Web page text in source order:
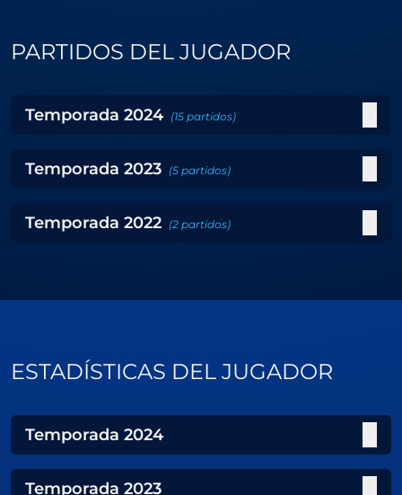
PARTIDOS DEL JUGADOR
Temporada 2024 (15 partidos)
Temporada 2023 (5 partidos)
Temporada 2022 (2 partidos)
ESTADÍSTICAS DEL JUGADOR
Temporada 2024
Temporada 2023